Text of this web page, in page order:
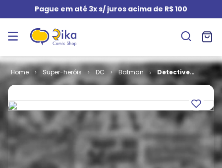
Pague em até 3x s/ juros acima de R$ 100
Super-heróis DC Batman
Detective
Comics - As 4
Histórias de